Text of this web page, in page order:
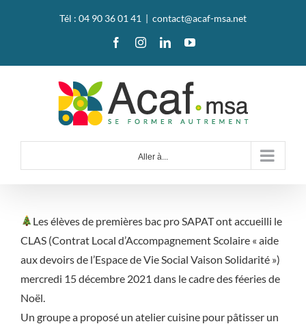
Tél : 04 90 36 01 41 | contact@acaf-msa.net
FacebookInstagramLinkedInYouTube
Aller à...
Les élèves de premières bac pro SAPAT ont accueilli le
CLAS (Contrat Local d’Accompagnement Scolaire « aide
aux devoirs de l’Espace de Vie Social Vaison Solidarité »)
mercredi 15 décembre 2021 dans le cadre des féeries de
Noël.
Un groupe a proposé un atelier cuisine pour pâtisser un